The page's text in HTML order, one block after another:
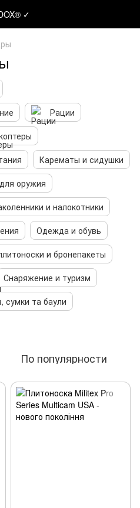
Рации
Карематы и сидушки
оружия
и налокотники
Одежда и обувь
и бронепакеты
Снаряжение и туризм
сумки та баули
По популярности